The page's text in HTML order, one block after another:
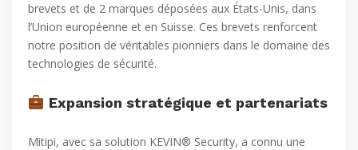
brevets et de 2 marques déposées aux États-Unis, dans
l’Union européenne et en Suisse. Ces brevets renforcent
notre position de véritables pionniers dans le domaine des
technologies de sécurité.
Expansion stratégique et partenariats
Mitipi, avec sa solution KEVIN® Security, a connu une